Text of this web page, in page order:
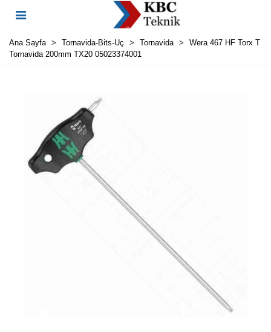
Ana Sayfa > Tornavida-Bits-Uç > Tornavida >
Wera 467 HF Torx T
Tornavida 200mm TX20 05023374001